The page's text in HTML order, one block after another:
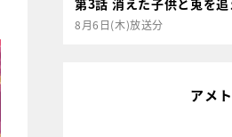
第3話 消えた子供と兎を追
8月6日(木)放送分
アメ